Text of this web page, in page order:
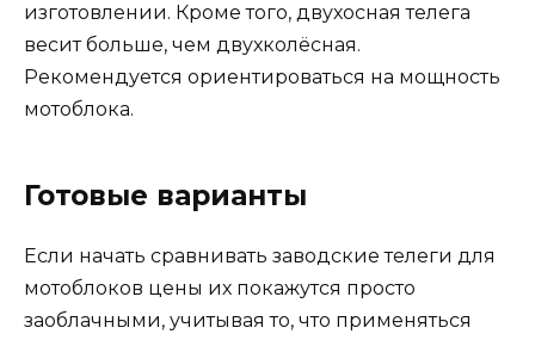
изготовлении. Кроме того, двухосная телега
весит больше, чем двухколёсная.
Рекомендуется ориентироваться на мощность
мотоблока.
Готовые варианты
Если начать сравнивать заводские телеги для
мотоблоков цены их покажутся просто
заоблачными, учитывая то, что применяться